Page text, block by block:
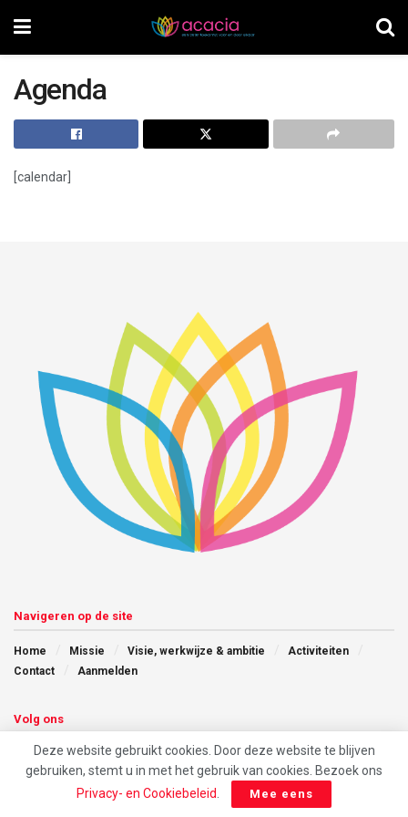
Agenda
[calendar]
Navigeren op de site
Home Missie Visie, werkwijze & ambitie
Activiteiten
Contact
Aanmelden
Volg ons
Deze website gebruikt cookies. Door deze website te blijven
gebruiken, stemt u in met het gebruik van cookies. Bezoek ons
Privacy- en Cookiebeleid
Mee eens